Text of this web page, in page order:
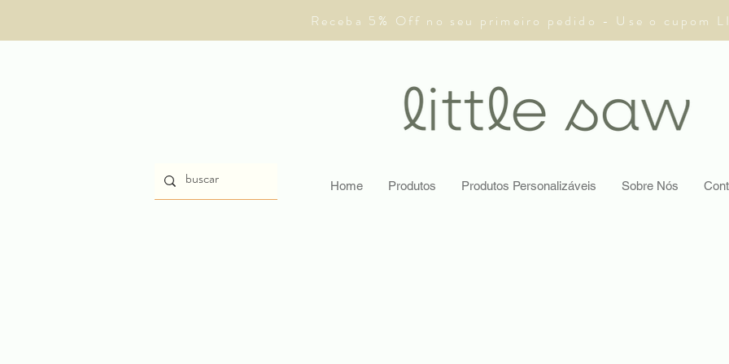
Receba 5% Off no seu primeiro pedido - Use o cupom
Home Produtos Produtos Personalizáveis Sobre Nós